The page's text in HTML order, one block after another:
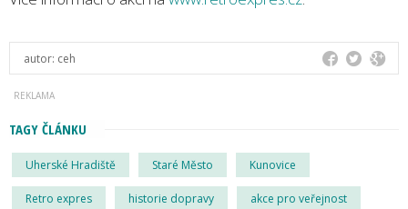
autor: ceh
TAGY ČLÁNKU
Uherské Hradiště Staré Město Kunovice
Retro expres historie dopravy akce pro veřejnost